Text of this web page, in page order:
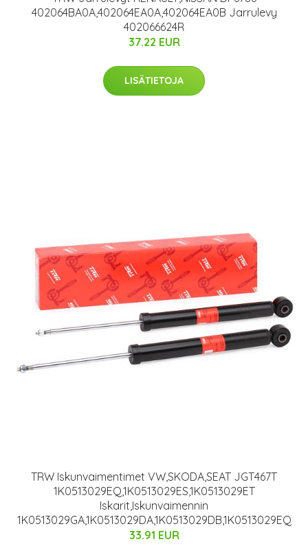
402064BA0A,402064EA0A,402064EA0B Jarrulevy
402066624R
37.22 EUR
LISÄTIETOJA
TRW Iskunvaimentimet VW,SKODA,SEAT JGT467T
1K0513029EQ,1K0513029ES,1K0513029ET
Iskarit,Iskunvaimennin
1K0513029GA,1K0513029DA,1K0513029DB,1K0513029EQ
33.91 EUR